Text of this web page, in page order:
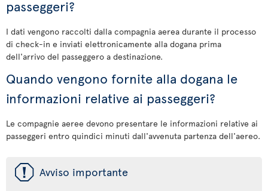
passeggeri?
I dati vengono raccolti dalla compagnia aerea durante il processo
di check-in e inviati elettronicamente alla dogana prima
dell'arrivo del passeggero a destinazione.
Quando vengono fornite alla dogana le
informazioni relative ai passeggeri?
Le compagnie aeree devono presentare le informazioni relative ai
passeggeri entro quindici minuti dall'avvenuta partenza dell'aereo.
ü Avviso importante